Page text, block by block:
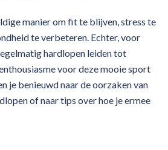
manier om fit te blijven, stress te
te verbeteren. Echter, voor
hardlopen leiden tot
voor deze mooie sport
je benieuwd naar de oorzaken van
of naar tips over hoe je ermee